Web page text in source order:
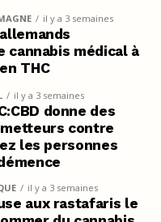
il y a 3 semaines
cannabis médical à
THC
il y a 3 semaines
donne des
contre
les personnes
il y a 3 semaines
aux rastafaris le